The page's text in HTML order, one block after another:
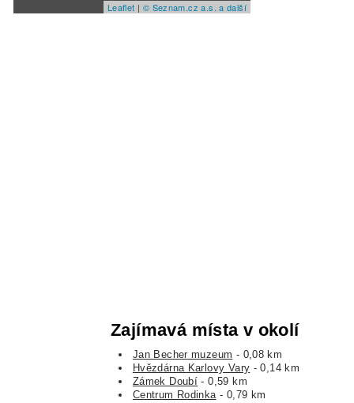
Leaflet | © Seznam.cz a.s. a další
Zajímavá místa v okolí
Jan Becher muzeum - 0,08 km
Hvězdárna Karlovy Vary - 0,14 km
Zámek Doubí - 0,59 km
Centrum Rodinka - 0,79 km